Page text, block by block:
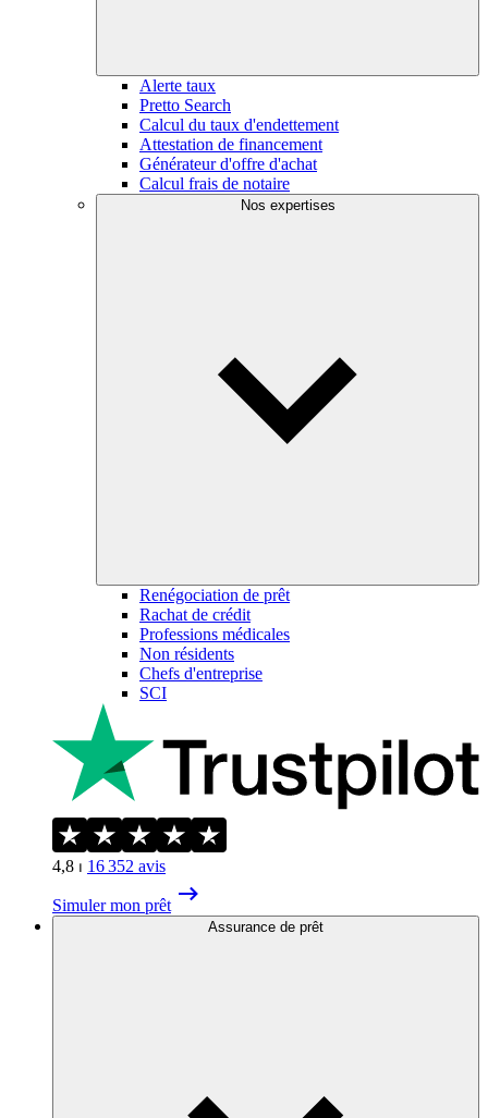
Alerte taux
Pretto Search
Calcul du taux d'endettement
Attestation de financement
Générateur d'offre d'achat
Calcul frais de notaire
Nos expertises
Renégociation de prêt
Rachat de crédit
Professions médicales
Non résidents
Chefs d'entreprise
SCI
4,8 ⏐ 16 352 avis
Simuler mon prêt
Assurance de prêt